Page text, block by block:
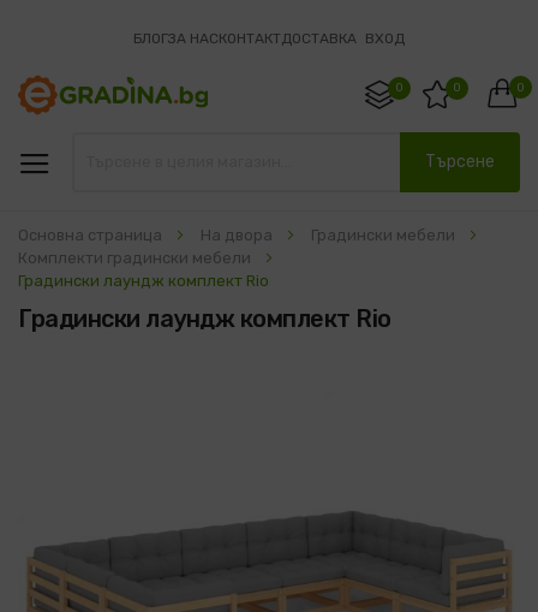
БЛОГЗА НАСКОНТАКТДОСТАВКА ВХОД
0
0 0
Търсене
Основна страница На двора
Градински мебели
Комплекти градински мебели
Градински лаундж комплект Rio
Градински лаундж комплект Rio